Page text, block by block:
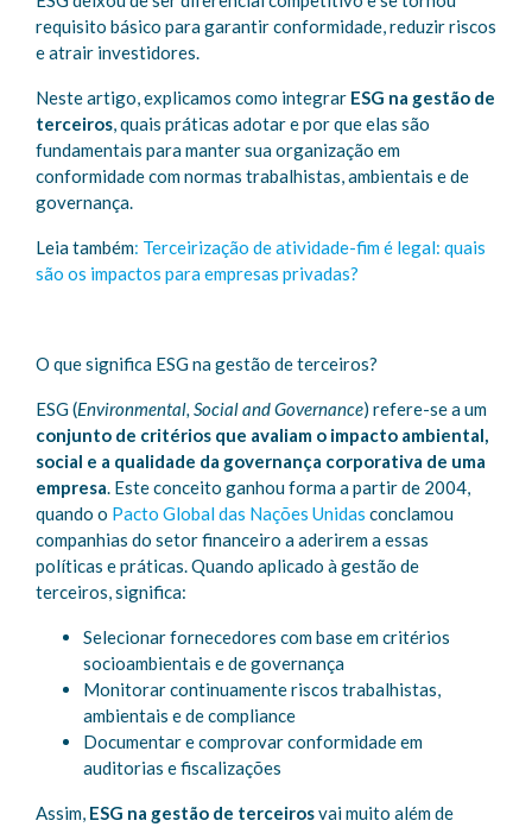
requisito básico para garantir conformidade, reduzir riscos
e atrair investidores.
Neste artigo, explicamos como integrar ESG na gestão de
terceiros, quais práticas adotar e por que elas são
fundamentais para manter sua organização em
conformidade com normas trabalhistas, ambientais e de
governança.
Leia também: Terceirização de atividade-fim é legal: quais
são os impactos para empresas privadas?
O que significa ESG na gestão de terceiros?
ESG (Environmental, Social and Governance) refere-se a um
conjunto de critérios que avaliam o impacto ambiental,
social e a qualidade da governança corporativa de uma
empresa. Este conceito ganhou forma a partir de 2004,
quando o Pacto Global das Nações Unidas conclamou
companhias do setor financeiro a aderirem a essas
políticas e práticas. Quando aplicado à gestão de
terceiros, significa:
Selecionar fornecedores com base em critérios
socioambientais e de governança
Monitorar continuamente riscos trabalhistas,
ambientais e de compliance
Documentar e comprovar conformidade em
auditorias e fiscalizações
Assim, ESG na gestão de terceirosvai muito além de